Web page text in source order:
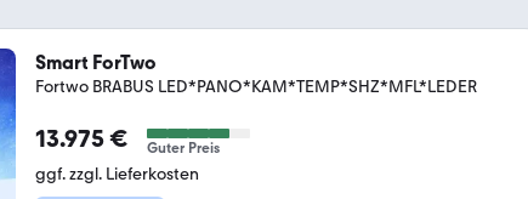
Smart ForTwo
Fortwo BRABUS LED*PANO*KAM*TEMP*SHZ*MFL*LEDER
13.975 € Guter Preis
ggf. zzgl. Lieferkosten